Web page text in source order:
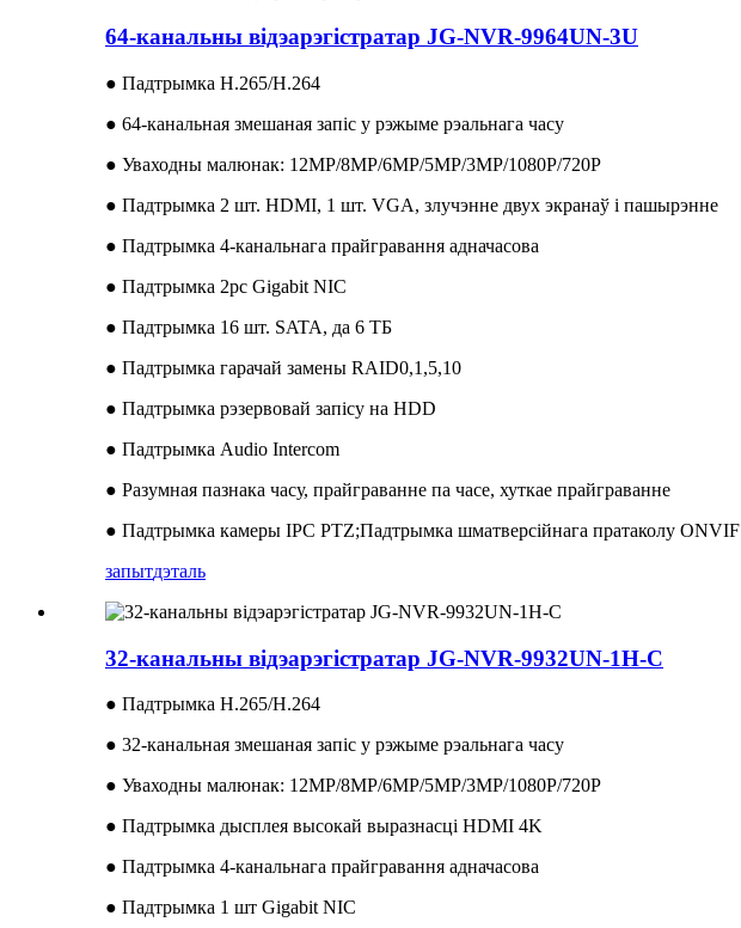
64-канальны відэарэгістратар JG-NVR-9964UN-3U
● Падтрымка H.265/H.264
● 64-канальная змешаная запіс у рэжыме рэальнага часу
● Уваходны малюнак: 12MP/8MP/6MP/5MP/3MP/1080P/720P
● Падтрымка 2 шт. HDMI, 1 шт. VGA, злучэнне двух экранаў і пашырэнне
● Падтрымка 4-канальнага прайгравання адначасова
● Падтрымка 2pc Gigabit NIC
● Падтрымка 16 шт. SATA, да 6 ТБ
● Падтрымка гарачай замены RAID0,1,5,10
● Падтрымка рэзервовай запісу на HDD
● Падтрымка Audio Intercom
● Разумная пазнака часу, прайграванне па часе, хуткае прайграванне
● Падтрымка камеры IPC PTZ;Падтрымка шматверсійнага пратаколу ONVIF
запытдэталь
32-канальны відэарэгістратар JG-NVR-9932UN-1H-C
● Падтрымка H.265/H.264
● 32-канальная змешаная запіс у рэжыме рэальнага часу
● Уваходны малюнак: 12MP/8MP/6MP/5MP/3MP/1080P/720P
● Падтрымка дысплея высокай выразнасці HDMI 4K
● Падтрымка 4-канальнага прайгравання адначасова
● Падтрымка 1 шт Gigabit NIC